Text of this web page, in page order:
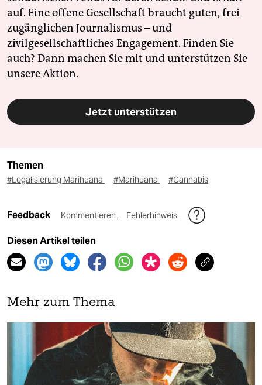
auf. Eine offene Gesellschaft braucht guten, frei
zugänglichen Journalismus – und
zivilgesellschaftliches Engagement. Finden Sie
auch? Dann machen Sie mit und unterstützen Sie
unsere Aktion.
Jetzt unterstützen
Themen
#Legalisierung Marihuana #Marihuana #Cannabis
Feedback Kommentieren Fehlerhinweis
Diesen Artikel teilen
Mehr zum Thema